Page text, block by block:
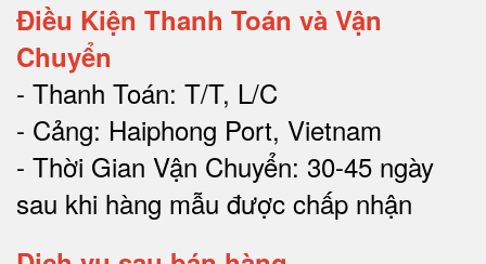
Điều Kiện Thanh Toán và Vận
Chuyển
- Thanh Toán: T/T, L/C
- Cảng: Haiphong Port, Vietnam
- Thời Gian Vận Chuyển: 30-45 ngày
sau khi hàng mẫu được chấp nhận